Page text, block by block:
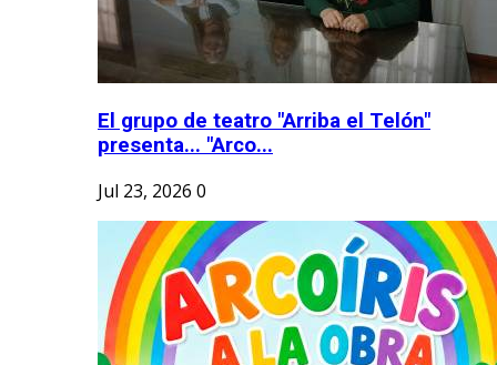
El grupo de teatro "Arriba el Telón"
presenta... "Arco...
Jul 23, 2026 0